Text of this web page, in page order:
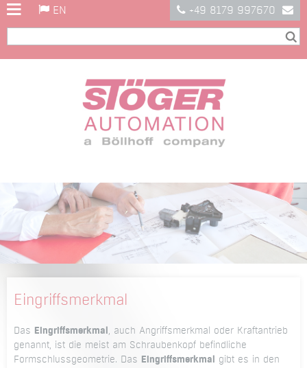
EN +49 8179 997670
Eingriffsmerkmal
Das Eingriffsmerkmal , auch Angriffsmerkmal oder Kraftantrieb
genannt, ist die meist am Schraubenkopf befindliche
Formschlussgeometrie. Das
Eingriffsmerkmal
gibt es in den